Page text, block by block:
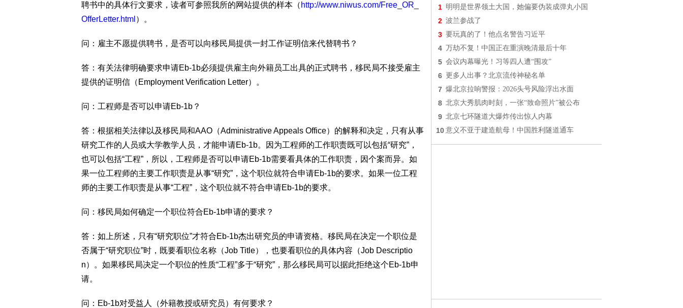
聘书中的具体行文要求，读者可参照我所的网站提供的样本（ http://www.niwus.com/Free_OR_
OfferLetter.html ）。
问：雇主不愿提供聘书，是否可以向移民局提供一封工作证明信来代替聘书？
答：有关法律明确要求申请Eb-1b必须提供雇主向外籍员工出具的正式聘书，移民局不接受雇主
提供的证明信（Employment Verification Letter）。
问：工程师是否可以申请Eb-1b？
答：根据相关法律以及移民局和AAO（Administrative Appeals Office）的解释和决定，只有从事
研究工作的人员或大学教学人员，才能申请Eb-1b。因为工程师的工作职责既可以包括“研究”，
也可以包括“工程”，所以，工程师是否可以申请Eb-1b需要看具体的工作职责，因个案而异。如
果一位工程师的主要工作职责是从事“研究”，这个职位就符合申请Eb-1b的要求。如果一位工程
师的主要工作职责是从事“工程”，这个职位就不符合申请Eb-1b的要求。
问：移民局如何确定一个职位符合Eb-1b申请的要求？
答：如上所述，只有“研究职位”才符合Eb-1b杰出研究员的申请资格。移民局在决定一个职位是
否属于“研究职位”时，既要看职位名称（Job Title），也要看职位的具体内容（Job Descriptio
n）。如果移民局决定一个职位的性质“工程”多于“研究”，那么移民局可以据此拒绝这个Eb-1b申
请。
问：Eb-1b对受益人（外籍教授或研究员）有何要求？
1 明明是世界领土大国，她偏要伪装成弹丸小国
2 波兰参战了
3 要玩真的了！他点名警告习近平
4 万劫不复！中国正在重演晚清最后十年
5 会议内幕曝光！习等四人遭“围攻”
6 更多人出事？北京流传神秘名单
7 爆北京拉响警报：2026头号风险浮出水面
8 北京大秀肌肉时刻，一张“致命照片”被公布
9 北京七环隧道大爆炸传出惊人内幕
10 意义不亚于建造航母！中国胜利隧道通车